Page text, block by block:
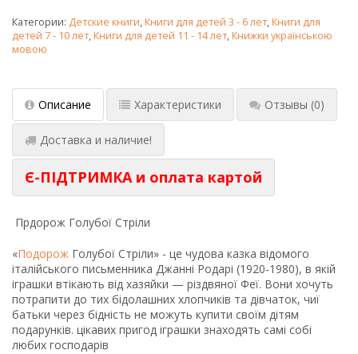
Категории: Детские книги,Книги для детей 3 - 6 лет,Книги для
детей 7 - 10 лет,Книги для детей 11 - 14 лет,Книжки українською
мовою
Описание Характеристики Отзывы (0)
Доставка и наличие!
Є-ПІДТРИМКА и оплата картой
Прдорож Голубої Стріли
«Подорож Голубої Стріли» - це чудова казка відомого
італійського письменника Джанні Родарі (1920-1980), в якій
іграшки втікають від хазяйки — різдвяної Феї. Вони хочуть
потрапити до тих бідолашних хлопчиків та дівчаток, чиї
батьки через бідність не можуть купити своїм дітям
подарунків. цікавих пригод іграшки знаходять самі собі
любих господарів